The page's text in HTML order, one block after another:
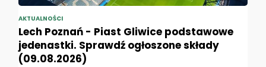
AKTUALNOŚCI
Lech Poznań - Piast Gliwice podstawowe
jedenastki. Sprawdź ogłoszone składy
(09.08.2026)